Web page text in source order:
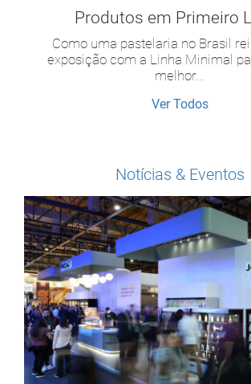
Produtos em Primeiro
Como uma pastelaria no Brasil
exposição com a Linha Minimal
melhor...
Ver Todos
Notícias & Eventos